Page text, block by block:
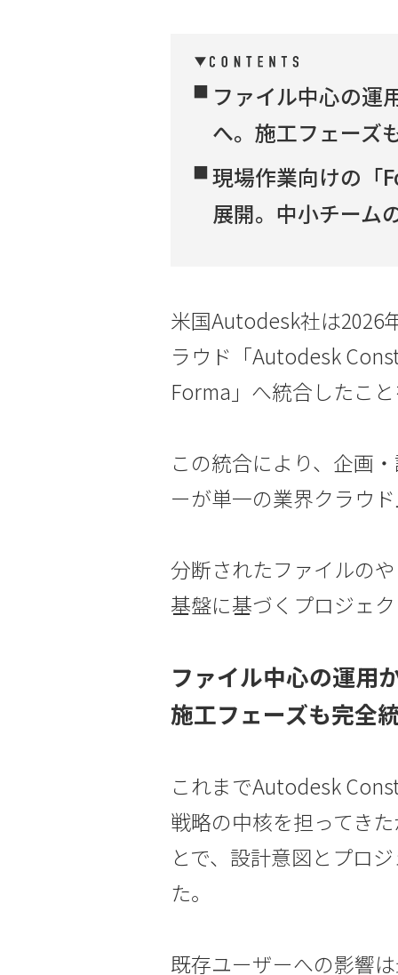
ファイル中心の運
へ。施工フェーズ
現場作業向けの「
展開。中小チーム
米国Autodesk社は2026
ラウド「Autodesk
Forma」へ統合したこ
この統合により、企画
ーが単一の業界クラウ
分断されたファイルの
基盤に基づくプロジェ
ファイル中心の運用
施工フェーズも完全
これまでAutodesk
戦略の中核を担ってき
とで、設計意図とプロ
た。
既存ユーザーへの影響